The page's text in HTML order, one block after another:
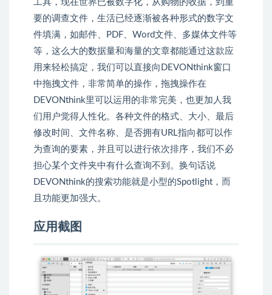
工具，现在世界已被数字化，从购物的收据，到重
要的调查文件，生活已经逐渐被各种形式的数字文
件填满，如邮件、PDF、Word文件、多媒体文件等
等，这么大的数据量和海量的文章都能通过这款应
用来轻松搞定，我们可以直接向DEVONthink窗口
中拖拽文件，非常简单的操作，拖拽操作在
DEVONthink里可以运用的非常完美，也更加人我
们用户觉得人性化。各种文件的格式、大小、最后
修改时间、文件名称、是否拥有URL指向都可以作
为查询的要素，并且可以进行依次排序，我们不必
担心某个文件夹中有什么查询不到。换句话说
DEVONthink的搜索功能就是小型的Spotlight，而
且功能更加强大。
应用截图